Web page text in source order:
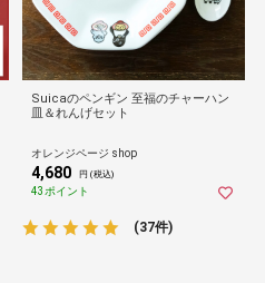
Suicaのペンギン 至福のチャーハン
皿＆れんげセット
オレンジページ shop
4,680 円 (税込)
43ポイント
(37件)